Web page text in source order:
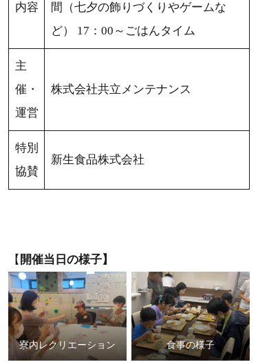
内容
間（七夕の飾りづくりやゲームな
ど） 17：00～ごはんタイム
主
催・
運営
株式会社共立メンテナンス
特別
協賛
新生食品株式会社
【 開催当日の様子】
寮内レクリエーション 食事の様子